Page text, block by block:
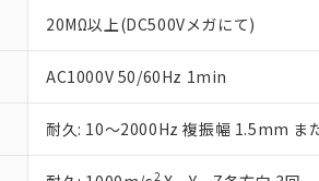
20MΩ以上(DC500Vメガにて)
AC1000V 50/60Hz 1min
耐久: 10～2000Hz 複振幅 1.5mm ま
2
さい。
※当社の共同
いる法人を指
下記の非含有証明
EU RoHS指令（
51物質の非含有証
※本証明書は発行
また、RoHS指令
混在することから